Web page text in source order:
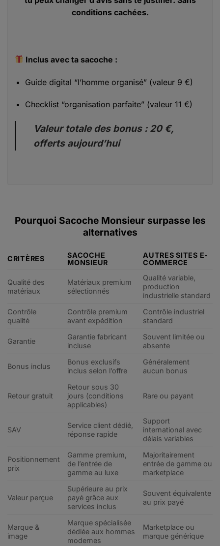
conditions cachées.
Inclus avec ta sacoche :
Guide digital “l’homme organisé” (valeur 9 €)
Checklist “organisation parfaite” (valeur 11 €)
Valeur totale des bonus : 20 €,
offerts aujourd’hui
Pourquoi Sacoche Monsieur surpasse les
alternatives
CRITÈRES
SACOCHE
MONSIEUR
AUTRES SITES E-
COMMERCE
Qualité des
matériaux
Matériaux premium
sélectionnés
Qualité variable,
production
industrielle standard
Contrôle
qualité
Contrôle premium
avant expédition
Contrôle industriel
standard
Garantie
Garantie fabricant
incluse
Souvent limitée ou
absente
Bonus inclus
Bonus exclusifs
inclus selon l’offre
Généralement
aucun bonus
Retour gratuit
Retour sous 30
jours (conditions
applicables)
Rare ou payant
SAV
Service client dédié,
réponse rapide
Support
international avec
délais variables
Positionnement
prix
Gamme premium,
de l’entrée de
gamme au luxe
Majoritairement
entrée de gamme ou
marketplace
Valeur perçue
Supérieure au prix
payé grâce aux
services inclus
Souvent équivalente
au prix payé
Marque &
image
Marque spécialisée
dédiée aux hommes
modernes
Marketplace ou
marque générique